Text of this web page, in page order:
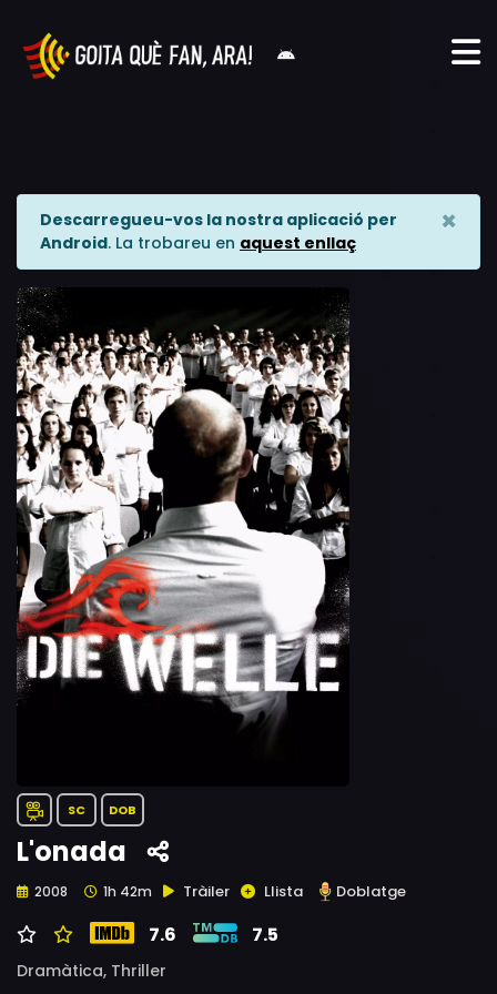
Descarregueu-vos la nostra aplicació per
Android. La trobareu en aquest enllaç
×
SC DOB
L'onada
2008 1h 42m Tràiler Llista Doblatge
7.6 7.5
Dramàtica, Thriller